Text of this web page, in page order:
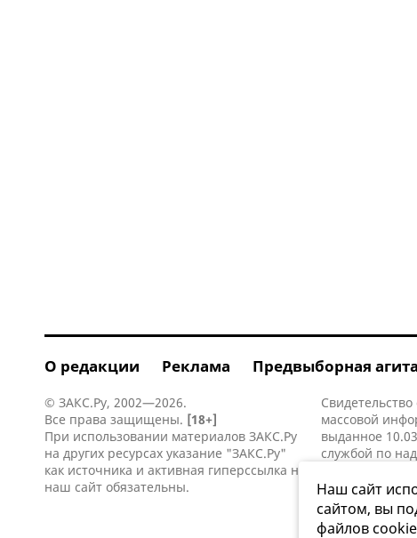
О редакции Реклама Предвыборная
© ЗАКС.Ру, 2002—2026.
Все права защищены. [18+]
При использовании материалов ЗАКС.Ру
на других ресурсах указание "ЗАКС.Ру"
как источника и активная гиперссылка на
наш сайт обязательны.
массовой
выданное
службой по
коммуникаций
Наш сайт
сайтом, вы
файлов